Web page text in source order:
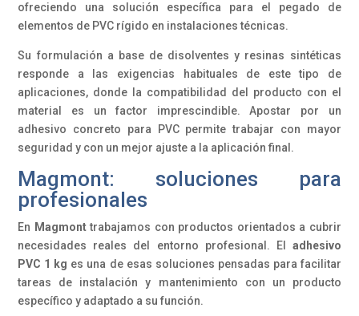
ofreciendo una solución específica para el pegado de
elementos de PVC rígido en instalaciones técnicas.
Su formulación a base de disolventes y resinas sintéticas
responde a las exigencias habituales de este tipo de
aplicaciones, donde la compatibilidad del producto con el
material es un factor imprescindible. Apostar por un
adhesivo concreto para PVC permite trabajar con mayor
seguridad y con un mejor ajuste a la aplicación final.
Magmont: soluciones para
profesionales
En Magmonttrabajamos con productos orientados a cubrir
necesidades reales del entorno profesional. El adhesivo
PVC 1 kg es una de esas soluciones pensadas para facilitar
tareas de instalación y mantenimiento con un producto
específico y adaptado a su función.